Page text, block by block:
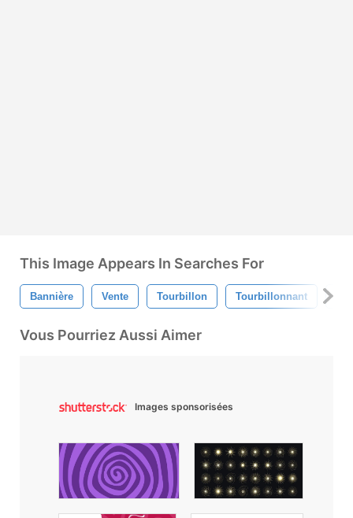
This Image Appears In Searches For
Bannière Vente Tourbillon Tourbillonnant
Vous Pourriez Aussi Aimer
Images sponsorisées